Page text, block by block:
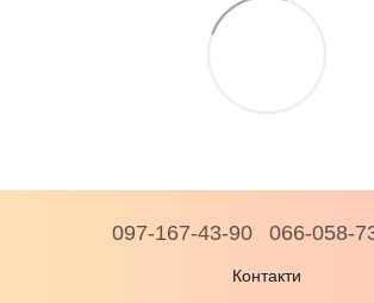
097-167-43-90 066-058-
Контакти